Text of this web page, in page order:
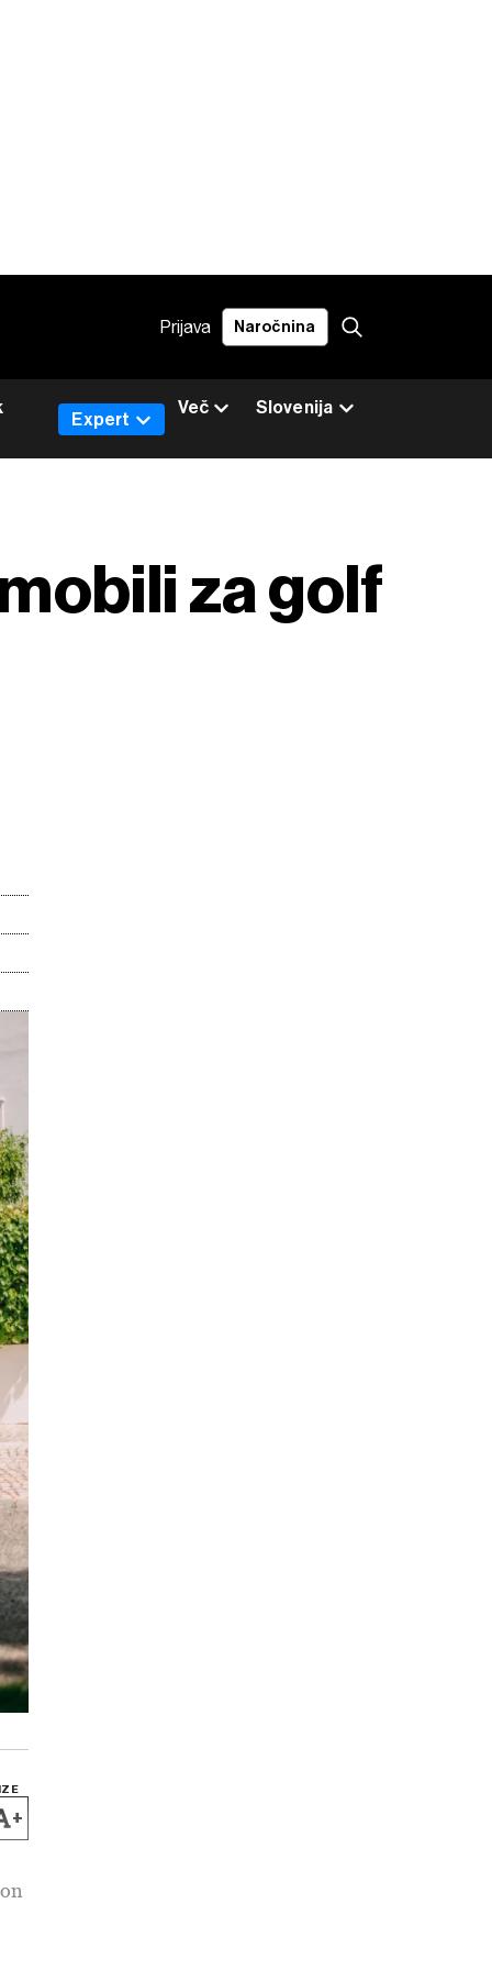
Prijava Naročnina
Slovenija
Expert
Več
za golf
+